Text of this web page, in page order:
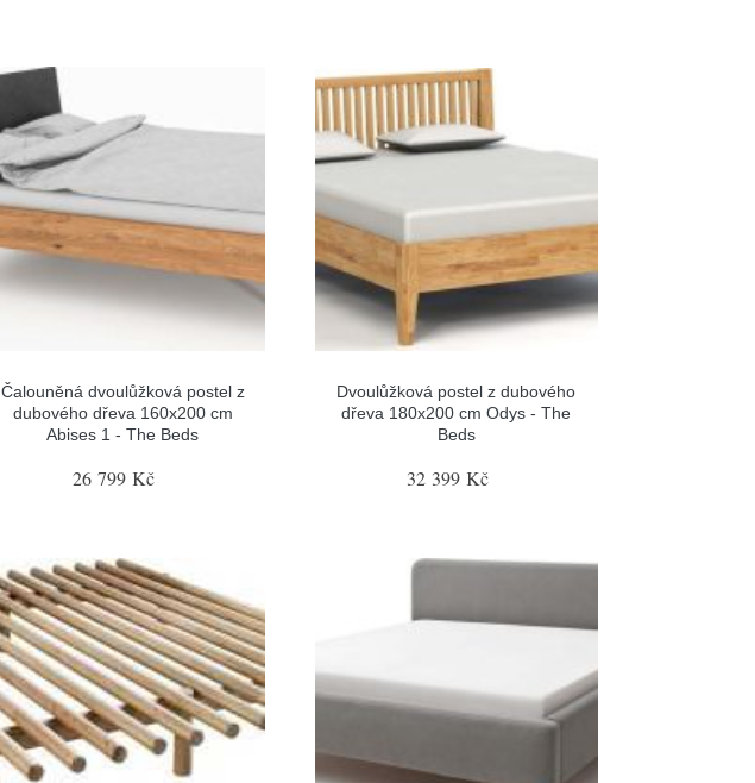
Čalouněná dvoulůžková postel z
dubového dřeva 160x200 cm
Abises 1 - The Beds
26 799 Kč
Dvoulůžková postel z dubového
dřeva 180x200 cm Odys - The
Beds
32 399 Kč